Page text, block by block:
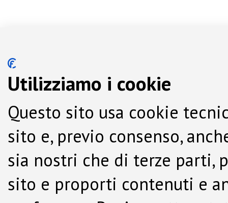
Utilizziamo i cookie
Questo sito usa cookie
sito e, previo consenso,
sia nostri che di terze parti,
sito e proporti contenuti e